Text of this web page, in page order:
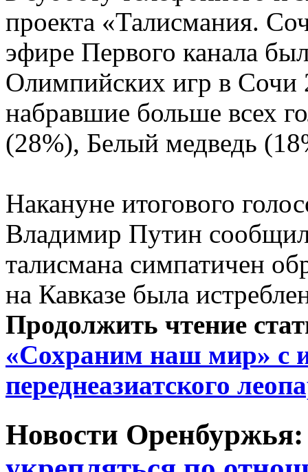
проекта «Талисмания.
эфире Первого канала
Олимпийских игр в Сочи
набравшие больше всех
(28%), Белый медведь
Накануне итогового
Владимир Путин
талисмана симпатичен
на Кавказе была
Продолжить чтение
«Сохраним наш мир» с
переднеазиатского
Новости